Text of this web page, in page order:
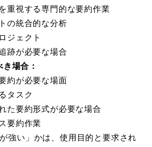
重視する専門的な要約作業
の統合的な分析
ジェクト
跡が必要な場合
場合：
約が必要な場面
タスク
た要約形式が必要な場合
要約作業
強い」かは、使用目的と要求され